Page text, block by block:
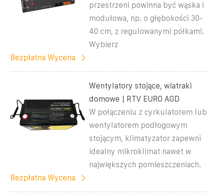
przestrzeni powinna być wąska i
modułowa, np. o głębokości 30-
40 cm, z regulowanymi półkami.
Wybierz
Bezpłatna Wycena
Wentylatory stojące, wiatraki
domowe | RTV EURO AGD
W połączeniu z cyrkulatorem lub
wentylatorem podłogowym
stojącym, klimatyzator zapewni
idealny mikroklimat nawet w
największych pomieszczeniach.
Bezpłatna Wycena